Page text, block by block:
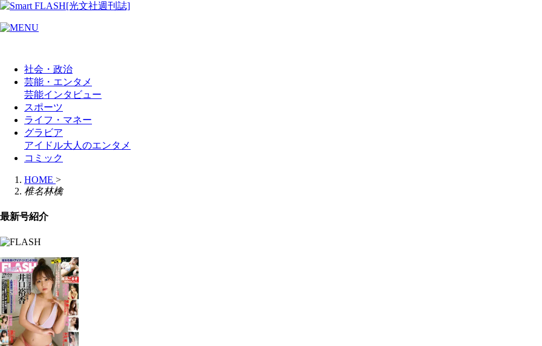
社会・政治
芸能・エンタメ
芸能インタビュー
スポーツ
ライフ・マネー
グラビア
アイドル大人のエンタメ
コミック
HOME >
椎名林檎
最新号紹介